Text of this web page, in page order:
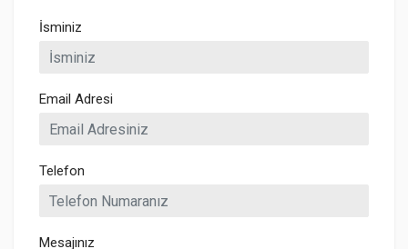
İsminiz
Email Adresi
Telefon
Mesajınız